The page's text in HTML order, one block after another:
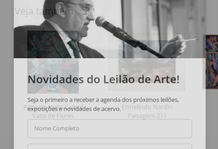
Veja também
Antonio Helio Cabral
Vaso de Flores
Ermelindo Nardin
Paisagem 211
Novidades do Leilão de Arte!
Seja o primeiro a receber a agenda dos próximos leilões,
exposições e novidades de acervo.
Nome Completo